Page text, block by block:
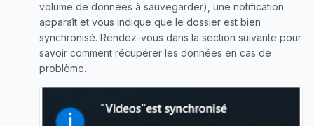
volume de données à sauvegarder), une notification
apparaît et vous indique que le dossier est bien
synchronisé. Rendez-vous dans la section suivante pour
savoir comment récupérer les données en cas de
problème.